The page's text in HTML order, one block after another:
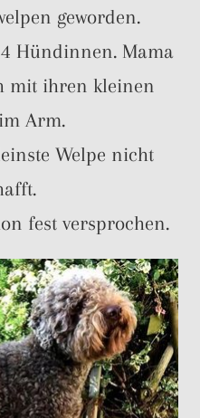
geworden.
Hündinnen. Mama
mit ihren kleinen
Arm.
Welpe nicht
fest versprochen.